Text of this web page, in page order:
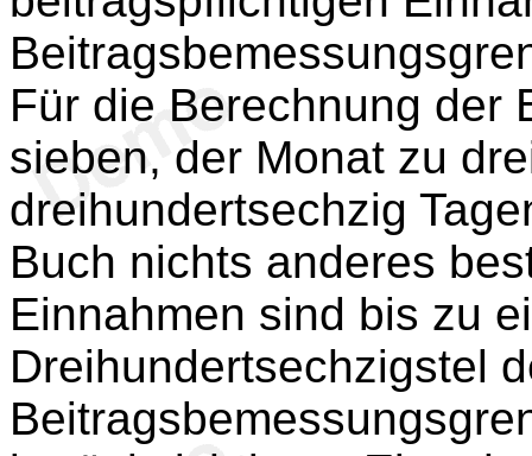
Für die Berechnung der
sieben, der Monat zu
dreihundertsechzig
Buch nichts anderes
Einnahmen sind bis zu
Dreihundertsechzigstel